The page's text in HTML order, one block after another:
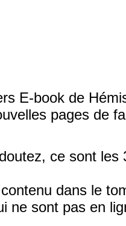
E-book de
pages de
ce sont les
dans le
ne sont pas en